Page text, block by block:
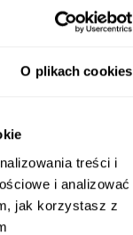
O plikach cookies
treści i
i analizować
jak korzystasz z
design,
wygodne
o